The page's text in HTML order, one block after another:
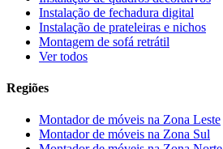
Instalação de fechadura digital
Instalação de prateleiras e nichos
Montagem de sofá retrátil
Ver todos
Regiões
Montador de móveis na Zona Leste
Montador de móveis na Zona Sul